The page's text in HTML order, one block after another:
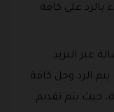
على كافة
عبر البريد
الرد وحل كافة
حيث يتم تقديم